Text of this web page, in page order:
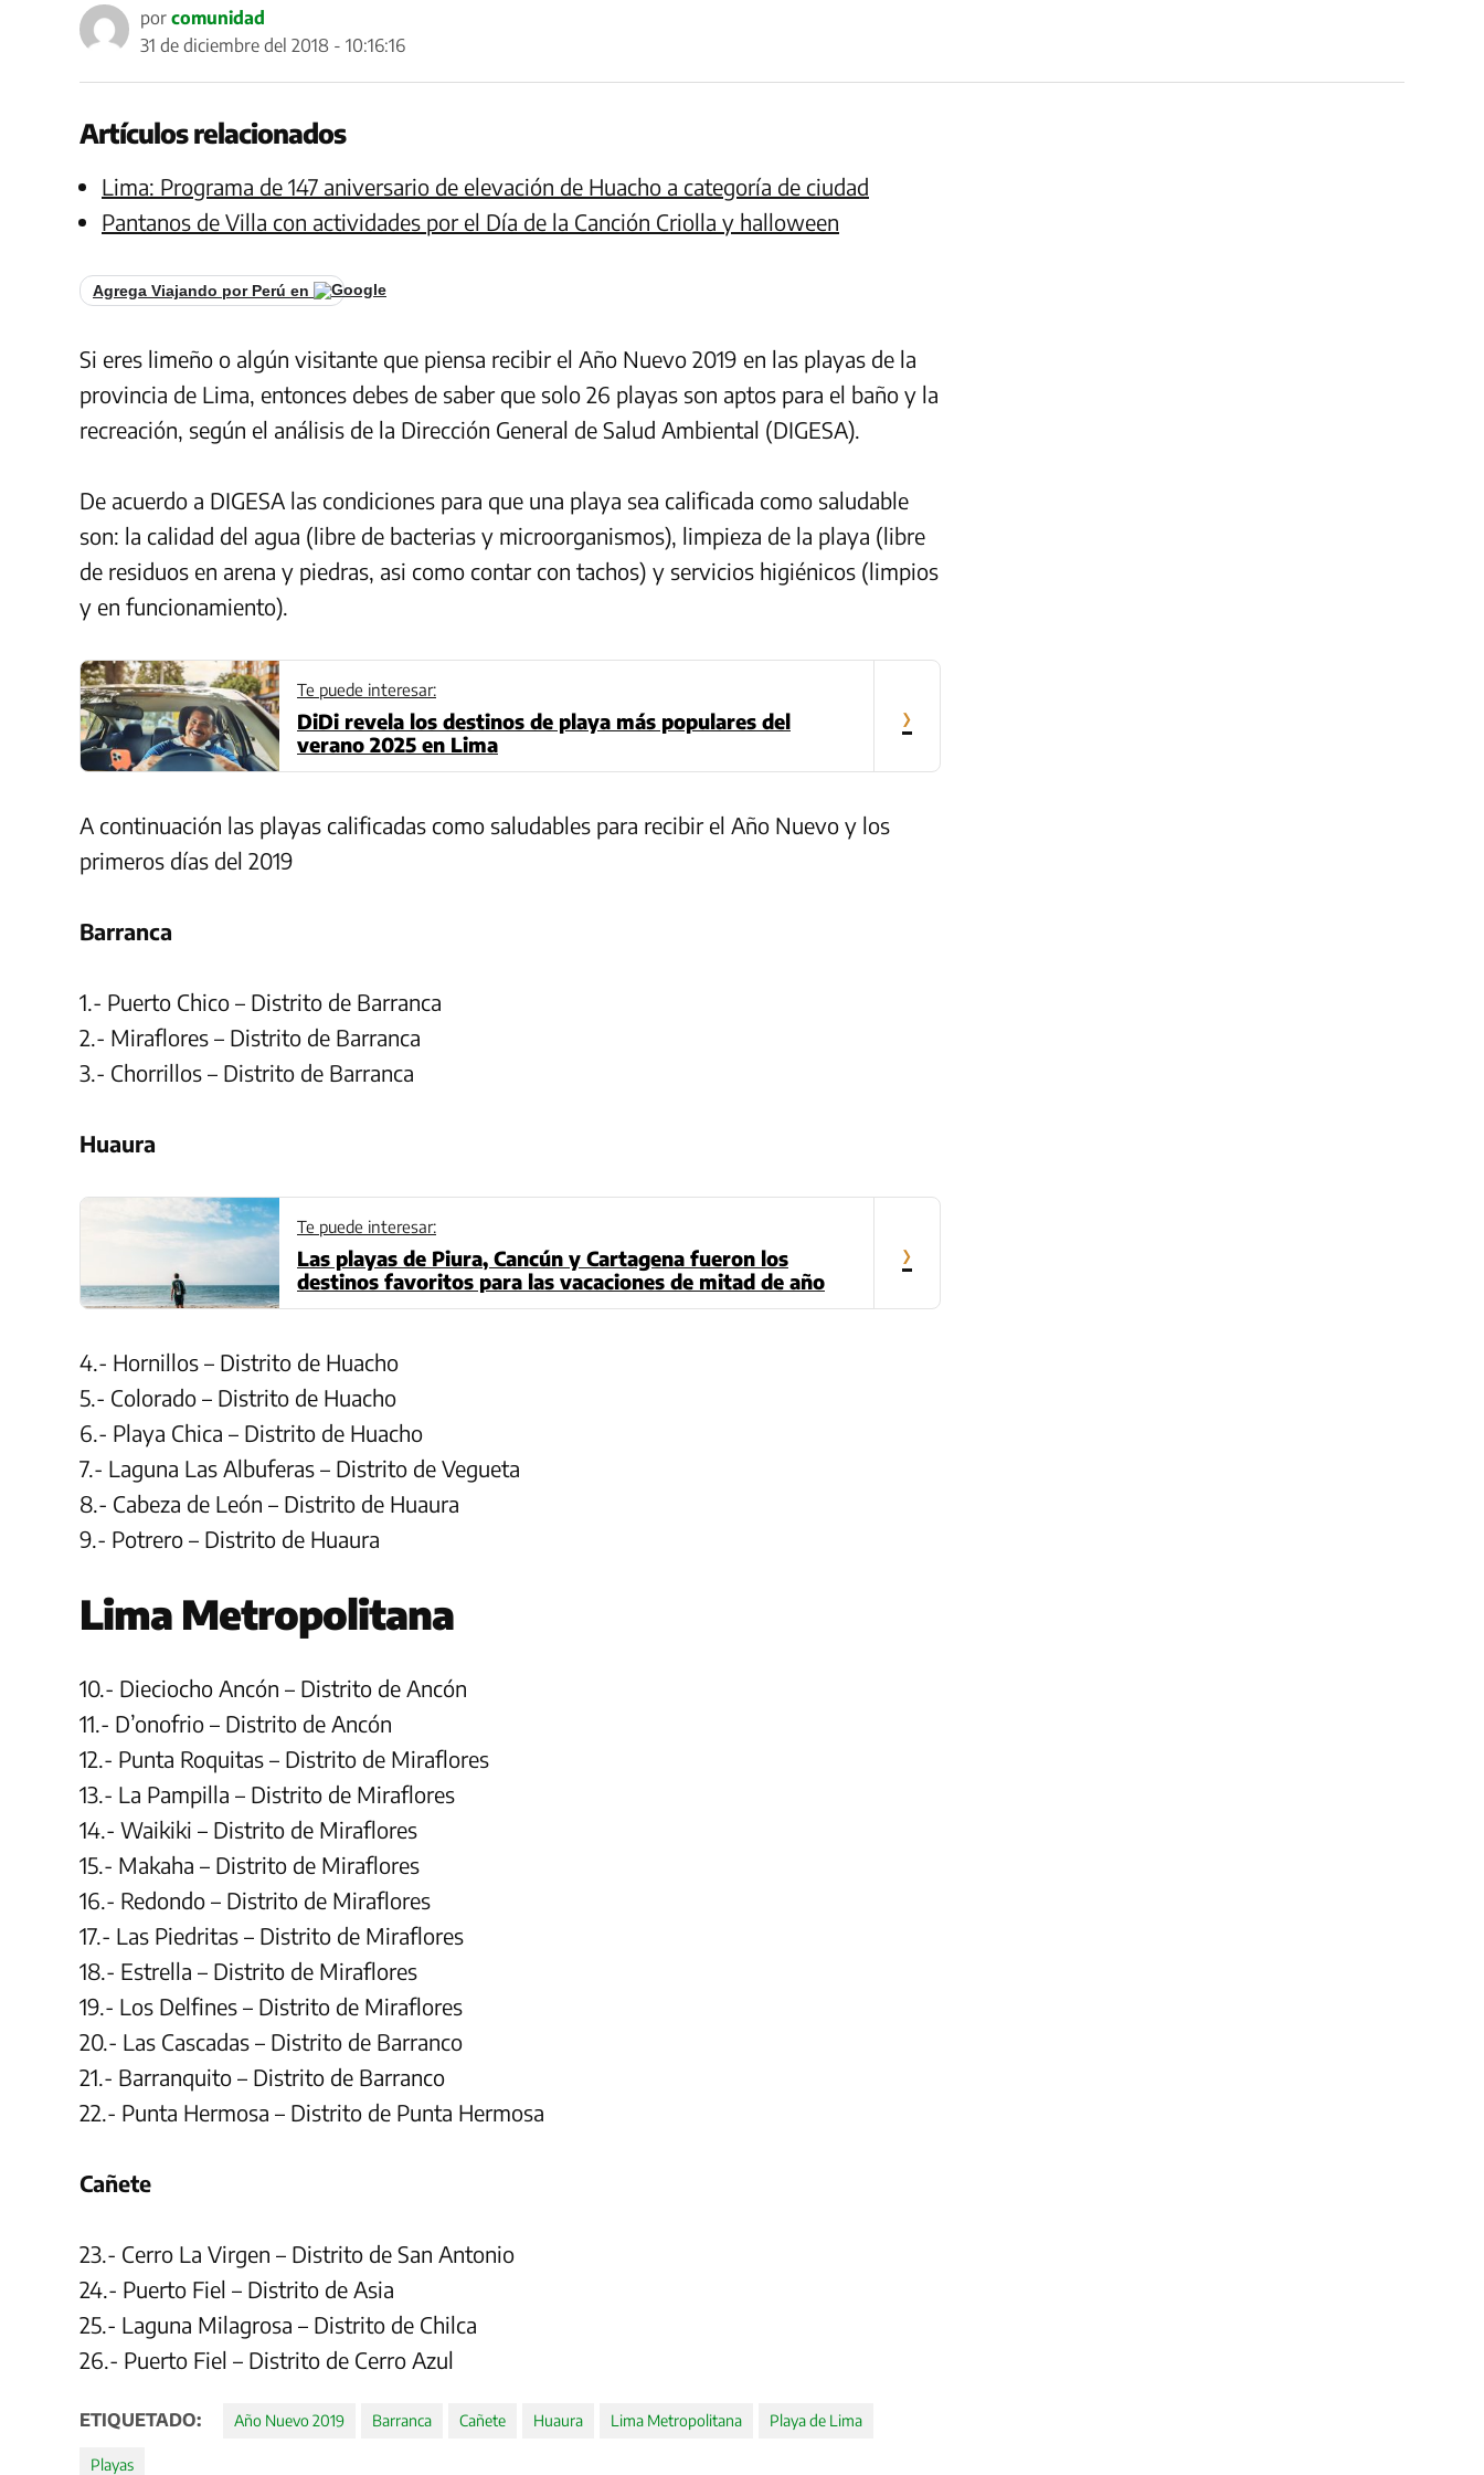
por comunidad
31 de diciembre del 2018 - 10:16:16
Artículos relacionados
Lima: Programa de 147 aniversario de elevación de Huacho a categoría de ciudad
Pantanos de Villa con actividades por el Día de la Canción Criolla y halloween
Agrega Viajando por Perú en
Si eres limeño o algún visitante que piensa recibir el Año Nuevo 2019 en las playas de la
provincia de Lima, entonces debes de saber que solo 26 playas son aptos para el baño y la
recreación, según el análisis de la Dirección General de Salud Ambiental (DIGESA).
De acuerdo a DIGESA las condiciones para que una playa sea calificada como saludable
son: la calidad del agua (libre de bacterias y microorganismos), limpieza de la playa (libre
de residuos en arena y piedras, asi como contar con tachos) y servicios higiénicos (limpios
y en funcionamiento).
Te puede interesar:
DiDi revela los destinos de playa más populares del
verano 2025 en Lima
›
A continuación las playas calificadas como saludables para recibir el Año Nuevo y los
primeros días del 2019
Barranca
1.- Puerto Chico – Distrito de Barranca
2.- Miraflores – Distrito de Barranca
3.- Chorrillos – Distrito de Barranca
Huaura
Te puede interesar:
Las playas de Piura, Cancún y Cartagena fueron los
destinos favoritos para las vacaciones de mitad de año
›
4.- Hornillos – Distrito de Huacho
5.- Colorado – Distrito de Huacho
6.- Playa Chica – Distrito de Huacho
7.- Laguna Las Albuferas – Distrito de Vegueta
8.- Cabeza de León – Distrito de Huaura
9.- Potrero – Distrito de Huaura
Lima Metropolitana
10.- Dieciocho Ancón – Distrito de Ancón
11.- D’onofrio – Distrito de Ancón
12.- Punta Roquitas – Distrito de Miraflores
13.- La Pampilla – Distrito de Miraflores
14.- Waikiki – Distrito de Miraflores
15.- Makaha – Distrito de Miraflores
16.- Redondo – Distrito de Miraflores
17.- Las Piedritas – Distrito de Miraflores
18.- Estrella – Distrito de Miraflores
19.- Los Delfines – Distrito de Miraflores
20.- Las Cascadas – Distrito de Barranco
21.- Barranquito – Distrito de Barranco
22.- Punta Hermosa – Distrito de Punta Hermosa
Cañete
23.- Cerro La Virgen – Distrito de San Antonio
24.- Puerto Fiel – Distrito de Asia
25.- Laguna Milagrosa – Distrito de Chilca
26.- Puerto Fiel – Distrito de Cerro Azul
ETIQUETADO: Año Nuevo 2019 Barranca Cañete Huaura Lima Metropolitana Playa de Lima
Playas